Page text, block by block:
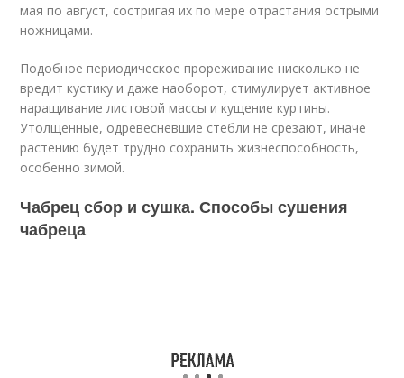
мая по август, состригая их по мере отрастания острыми
ножницами.
Подобное периодическое прореживание нисколько не
вредит кустику и даже наоборот, стимулирует активное
наращивание листовой массы и кущение куртины.
Утолщенные, одревесневшие стебли не срезают, иначе
растению будет трудно сохранить жизнеспособность,
особенно зимой.
Чабрец сбор и сушка. Способы сушения
чабреца